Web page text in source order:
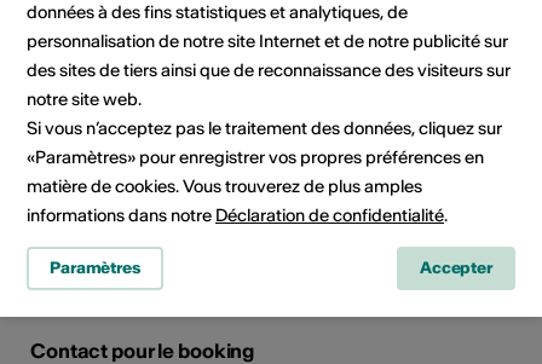
Domaine culturel
Musique
Contact pour le booking
données à des fins statistiques et analytiques, de
personnalisation de notre site Internet et de notre publicité sur
des sites de tiers ainsi que de reconnaissance des visiteurs sur
notre site web.
Si vous n’acceptez pas le traitement des données, cliquez sur
«Paramètres» pour enregistrer vos propres préférences en
matière de cookies. Vous trouverez de plus amples
informations dans notre Déclaration de confidentialité.
Paramètres Accepter